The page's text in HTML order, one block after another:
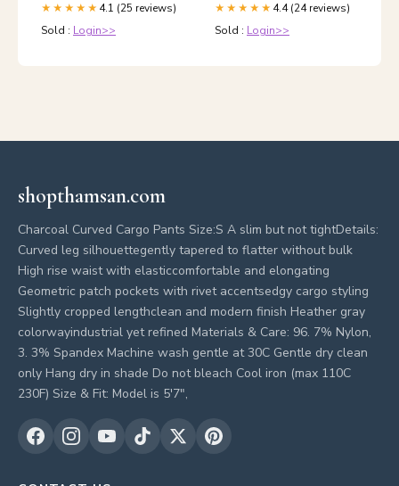
★★★★★ 4.1 (25 reviews)
Sold : Login>>
★★★★★ 4.4 (24 reviews)
Sold : Login>>
shopthamsan.com
Charcoal Curved Cargo Pants Size:S A slim but not tightDetails:
Curved leg silhouettegently tapered to flatter without bulk
High rise waist with elasticcomfortable and elongating
Geometric patch pockets with rivet accentsedgy cargo styling
Slightly cropped lengthclean and modern finish Heather gray
colorwayindustrial yet refined Materials & Care: 96. 7% Nylon,
3. 3% Spandex Machine wash gentle at 30C Gentle dry clean
only Hang dry in shade Do not bleach Cool iron (max 110C
230F) Size & Fit: Model is 5'7",